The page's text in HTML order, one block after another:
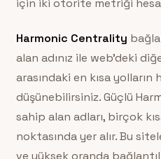
için iki otorite metriği
Harmonic Centrality
alan adınız ile web’deki
arasındaki en kısa
düşünebilirsiniz. Güçlü
sahip alan adları, birçok
noktasında yer alır. Bu
ve yüksek oranda